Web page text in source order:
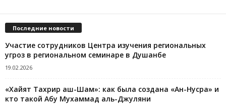
Последние новости
Участие сотрудников Центра изучения региональных
угроз в региональном семинаре в Душанбе
19.02.2026
«Хайят Тахрир аш-Шам»: как была создана «Ан-Нусра» и
кто такой Абу Мухаммад аль-Джуляни